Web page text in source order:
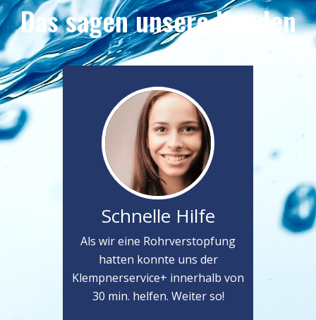
Das sagen unsere Kunden
Schnelle Hilfe
Als wir eine Rohrverstopfung
hatten konnte uns der
Klempnerservice+ innerhalb von
30 min. helfen. Weiter so!